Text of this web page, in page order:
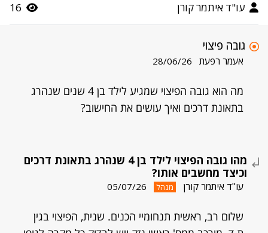
עו"ד איתמר קורן 16
גובה פיצוי
אעמר רפעת 28/06/26
מה הוא גובה הפיצוי שמגיע לילד בן 4 שנים שנהרג
בתאונת דרכים ואיך עושים את החישוב?
מהו גובה הפיצוי לילד בן 4 שנהרג בתאונת דרכים
וכיצד מחשבים אותו?
עו"ד איתמר קורן מנהל 05/07/26
שלום רב, ראשית תנחומיי הכנים. שנית, הפיצוי בגין